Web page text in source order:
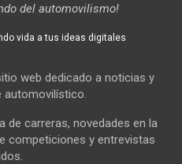
del automovilismo!
vida a tus ideas digitales
web dedicado a noticias y
automovilístico.
carreras, novedades en la
competiciones y entrevistas